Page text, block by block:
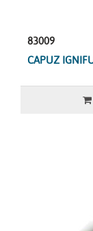
83009
CAPUZ